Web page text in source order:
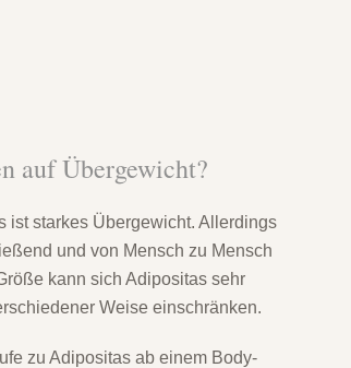
auf Übergewicht?
ist starkes Übergewicht. Allerdings
und von Mensch zu Mensch
kann sich Adipositas sehr
Weise einschränken.
zu Adipositas ab einem Body-